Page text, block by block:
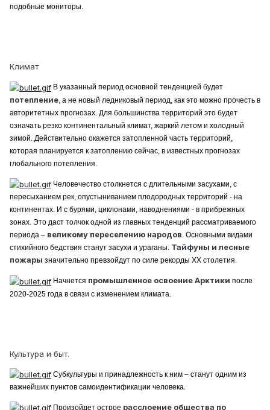
подобные мониторы.
Климат
В указанный период основной тенденцией будет
потепление , а не новый ледниковый период, как это можно прочесть в
авторитетных прогнозах. Для большинства территорий это будет
означать резко континентальный климат, жаркий летом и холодный
зимой. Действительно окажется затопленной часть территорий,
которая планируется к затоплению сейчас, в известных прогнозах
глобального потепления.
Человечество столкнется с длительными засухами, с
пересыханием рек, опустыниванием плодородных территорий - на
континентах. И с бурями, циклонами, наводнениями - в прибрежных
зонах. Это даст толчок одной из главных тенденций рассматриваемого
периода – великому переселению народов. Основными видами
стихийного бедствия станут засухи и ураганы. Тайфуны и лесные
пожары значительно превзойдут по силе рекорды XX столетия.
Начнется промышленное освоение Арктики после
2020-2025 года в связи с изменением климата.
Культура и быт.
Субкультуры и принадлежность к ним – станут одним из
важнейших пунктов самоидентификации человека.
Произойдет острое расслоение общества по